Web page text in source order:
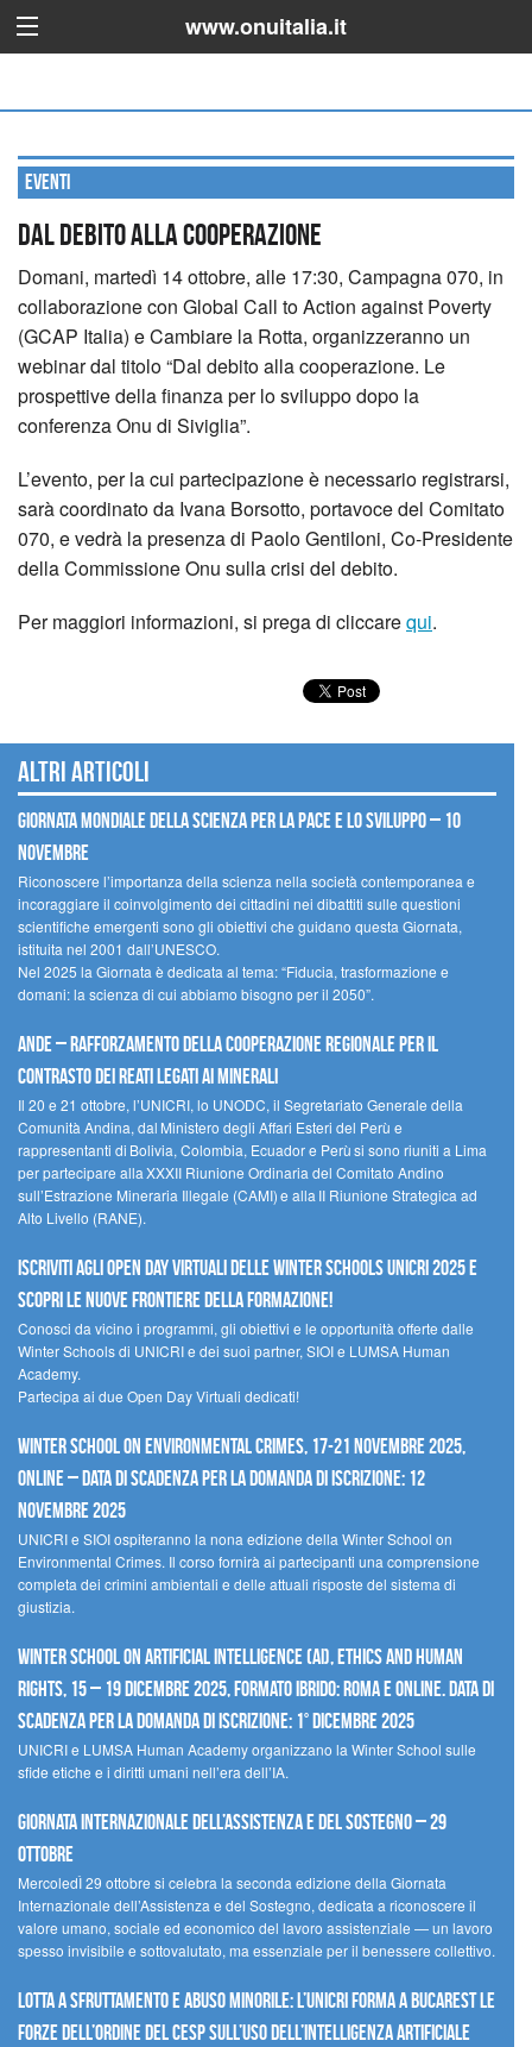
www.onuitalia.it
Eventi
Dal debito alla cooperazione
Domani, martedì 14 ottobre, alle 17:30, Campagna 070, in
collaborazione con Global Call to Action against Poverty
(GCAP Italia) e Cambiare la Rotta, organizzeranno un
webinar dal titolo “Dal debito alla cooperazione. Le
prospettive della finanza per lo sviluppo dopo la
conferenza Onu di Siviglia”.
L’evento, per la cui partecipazione è necessario registrarsi,
sarà coordinato da Ivana Borsotto, portavoce del Comitato
070, e vedrà la presenza di Paolo Gentiloni, Co-Presidente
della Commissione Onu sulla crisi del debito.
Per maggiori informazioni, si prega di cliccarequi.
Altri articoli
Giornata mondiale della scienza per la pace e lo sviluppo – 10
novembre
Riconoscere l’importanza della scienza nella società contemporanea e
incoraggiare il coinvolgimento dei cittadini nei dibattiti sulle questioni
scientifiche emergenti sono gli obiettivi che guidano questa Giornata,
istituita nel 2001 dall’UNESCO.
Nel 2025 la Giornata è dedicata al tema: “Fiducia, trasformazione e
domani: la scienza di cui abbiamo bisogno per il 2050”.
Ande – Rafforzamento della cooperazione regionale per il
contrasto dei reati legati ai minerali
Il 20 e 21 ottobre, l’UNICRI, lo UNODC, il Segretariato Generale della
Comunità Andina, dal Ministero degli Affari Esteri del Perù e
rappresentanti di Bolivia, Colombia, Ecuador e Perù si sono riuniti a Lima
per partecipare alla XXXII Riunione Ordinaria del Comitato Andino
sull’Estrazione Mineraria Illegale (CAMI) e alla II Riunione Strategica ad
Alto Livello (RANE).
Iscriviti agli Open Day Virtuali delle Winter Schools UNICRI 2025 e
scopri le nuove frontiere della formazione!
Conosci da vicino i programmi, gli obiettivi e le opportunità offerte dalle
Winter Schools di UNICRI e dei suoi partner, SIOI e LUMSA Human
Academy.
Partecipa ai due Open Day Virtuali dedicati!
Winter School on Environmental Crimes, 17-21 novembre 2025,
Online – Data di scadenza per la domanda di iscrizione: 12
novembre 2025
UNICRI e SIOI ospiteranno la nona edizione della Winter School on
Environmental Crimes. Il corso fornirà ai partecipanti una comprensione
completa dei crimini ambientali e delle attuali risposte del sistema di
giustizia.
Winter School on Artificial Intelligence (AI), Ethics and Human
Rights, 15 – 19 dicembre 2025, Formato Ibrido: Roma e online. Data di
scadenza per la domanda di iscrizione: 1° dicembre 2025
UNICRI e LUMSA Human Academy organizzano la Winter School sulle
sfide etiche e i diritti umani nell’era dell’IA.
Giornata internazionale dell’assistenza e del sostegno – 29
ottobre
MercoledÌ 29 ottobre si celebra la seconda edizione della Giornata
Internazionale dell’Assistenza e del Sostegno, dedicata a riconoscere il
valore umano, sociale ed economico del lavoro assistenziale — un lavoro
spesso invisibile e sottovalutato, ma essenziale per il benessere collettivo.
Lotta a sfruttamento e abuso minorile: l’UNICRI forma a Bucarest le
forze dell’ordine del CESP sull’uso dell’Intelligenza Artificiale